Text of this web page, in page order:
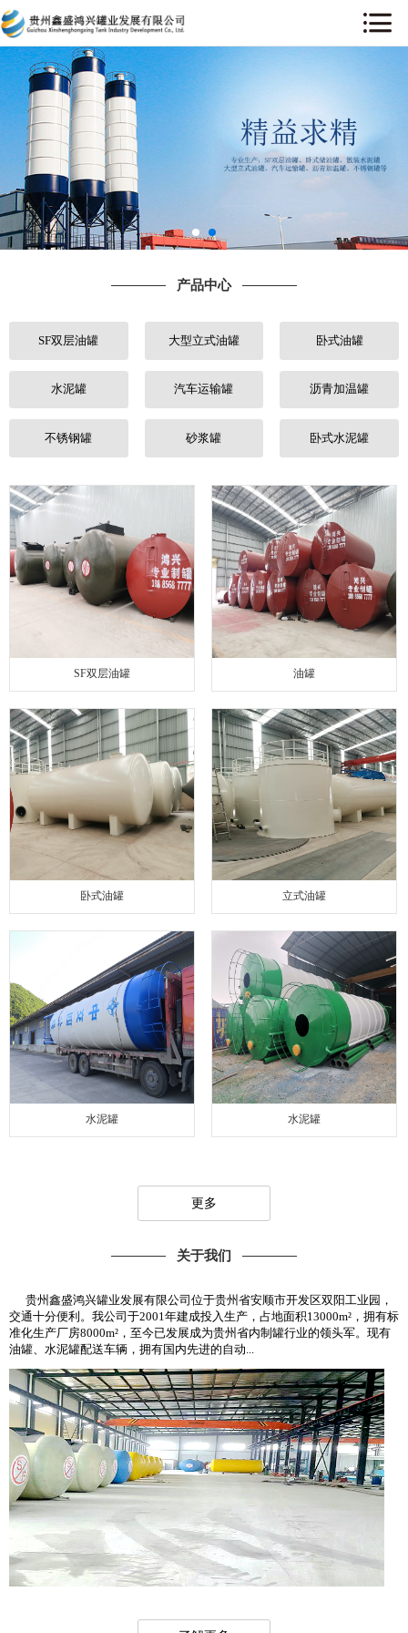
产品中心
SF双层油罐 大型立式油罐 卧式油罐
水泥罐 汽车运输罐 沥青加温罐
不锈钢罐 砂浆罐 卧式水泥罐
SF双层油罐 油罐
卧式油罐 立式油罐
水泥罐 水泥罐
更多
关于我们
贵州鑫盛鸿兴罐业发展有限公司位于贵州省安顺市开发区双阳工业园，
交通十分便利。我公司于2001年建成投入生产，占地面积13000m²，拥有标
准化生产厂房8000m²，至今已发展成为贵州省内制罐行业的领头军。现有
油罐、水泥罐配送车辆，拥有国内先进的自动...
网站首页
关于我们
产品中心
工程案例
售后服务
行业动态
人才招聘
联系我们